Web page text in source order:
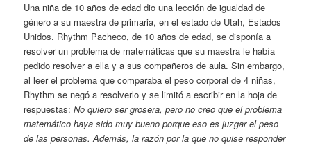
Una niña de 10 años de edad dio una lección de igualdad de
género a su maestra de primaria, en el estado de Utah, Estados
Unidos. Rhythm Pacheco, de 10 años de edad, se disponía a
resolver un problema de matemáticas que su maestra le había
pedido resolver a ella y a sus compañeros de aula. Sin embargo,
al leer el problema que comparaba el peso corporal de 4 niñas,
Rhythm se negó a resolverlo y se limitó a escribir en la hoja de
respuestas:No quiero ser grosera, pero no creo que el problema
matemático haya sido muy bueno porque eso es juzgar el peso
de las personas. Además, la razón por la que no quise responder